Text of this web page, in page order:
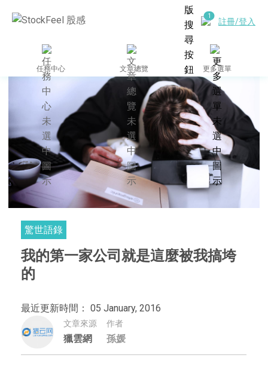
註冊/登入
任務中心 文章總覽 更多選單
驚世語錄
我的第一家公司就是這麼被我搞垮
的
最近更新時間： 05 January, 2016
文章來源
獵雲網
作者
孫媛